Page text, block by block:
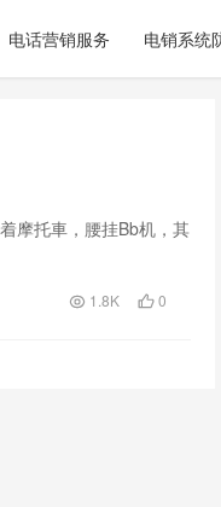
电话营销服务 电销系统
摩托車，腰挂Bb机，其
1.8K 0